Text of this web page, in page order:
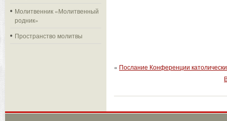
Молитвенник «Молитвенный
родник»
Пространство молитвы
« Послание Конференции